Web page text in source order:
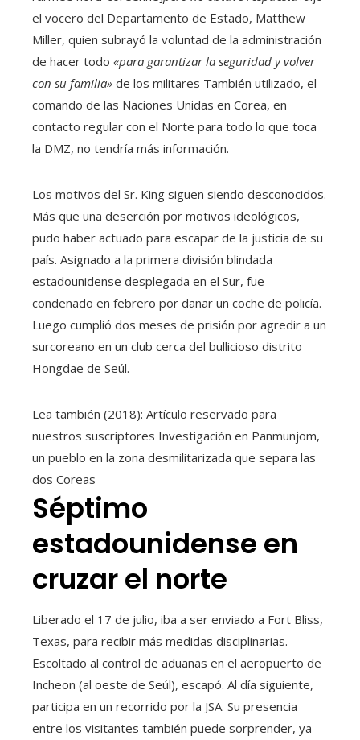
el vocero del Departamento de Estado, Matthew
Miller, quien subrayó la voluntad de la administración
de hacer todo «para garantizar la seguridad y volver
con su familia» de los militares También utilizado, el
comando de las Naciones Unidas en Corea, en
contacto regular con el Norte para todo lo que toca
la DMZ, no tendría más información.
Los motivos del Sr. King siguen siendo desconocidos.
Más que una deserción por motivos ideológicos,
pudo haber actuado para escapar de la justicia de su
país. Asignado a la primera división blindada
estadounidense desplegada en el Sur, fue
condenado en febrero por dañar un coche de policía.
Luego cumplió dos meses de prisión por agredir a un
surcoreano en un club cerca del bullicioso distrito
Hongdae de Seúl.
Lea también (2018): Artículo reservado para
nuestros suscriptores Investigación en Panmunjom,
un pueblo en la zona desmilitarizada que separa las
dos Coreas
Séptimo
estadounidense en
cruzar el norte
Liberado el 17 de julio, iba a ser enviado a Fort Bliss,
Texas, para recibir más medidas disciplinarias.
Escoltado al control de aduanas en el aeropuerto de
Incheon (al oeste de Seúl), escapó. Al día siguiente,
participa en un recorrido por la JSA. Su presencia
entre los visitantes también puede sorprender, ya